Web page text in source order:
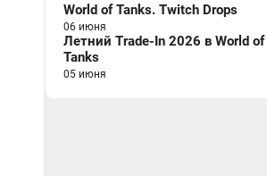
World of Tanks. Twitch Drops
06 июня
Летний Trade-In 2026 в World of
Tanks
05 июня